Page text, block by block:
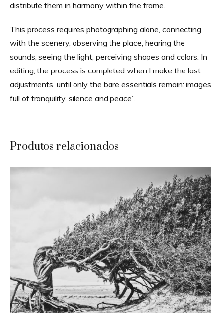
distribute them in harmony within the frame.
This process requires photographing alone, connecting
with the scenery, observing the place, hearing the
sounds, seeing the light, perceiving shapes and colors. In
editing, the process is completed when I make the last
adjustments, until only the bare essentials remain: images
full of tranquility, silence and peace”.
Produtos relacionados